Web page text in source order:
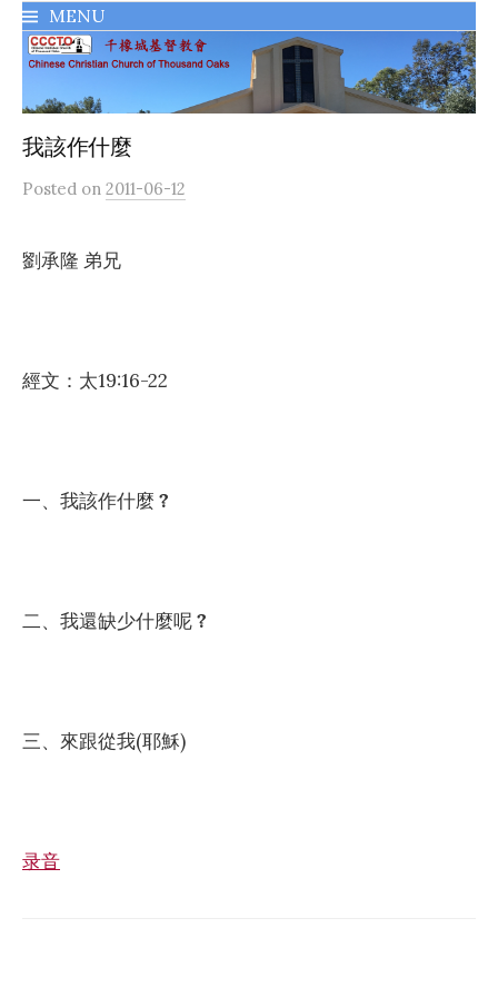
MENU
我該作什麼
Posted on 2011-06-12
劉承隆 弟兄
經文：太19:16-22
一、我該作什麼 ?
二、我還缺少什麼呢?
三、來跟從我(耶穌)
录音